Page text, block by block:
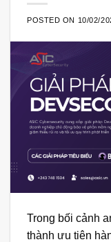
POSTED ON 10/02/
Trong bối cảnh
thành ưu tiên